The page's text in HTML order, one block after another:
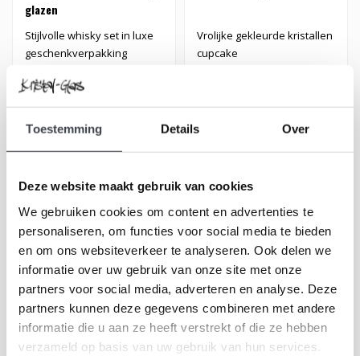
Toestemming Details Over
Deze website maakt gebruik van cookies
We gebruiken cookies om content en advertenties te
personaliseren, om functies voor social media te bieden
en om ons websiteverkeer te analyseren. Ook delen we
informatie over uw gebruik van onze site met onze
partners voor social media, adverteren en analyse. Deze
partners kunnen deze gegevens combineren met andere
informatie die u aan ze heeft verstrekt of die ze hebben
verzameld op basis van uw gebruik van hun services.
glazen
Stijlvolle whisky set in luxe
geschenkverpakking
€249,00 €169,00
Vrolijke gekleurde kristallen
cupcake
AANBIEDING
Kosta Boda Brains Mind
AANBIEDING
Orrefors champagneglas